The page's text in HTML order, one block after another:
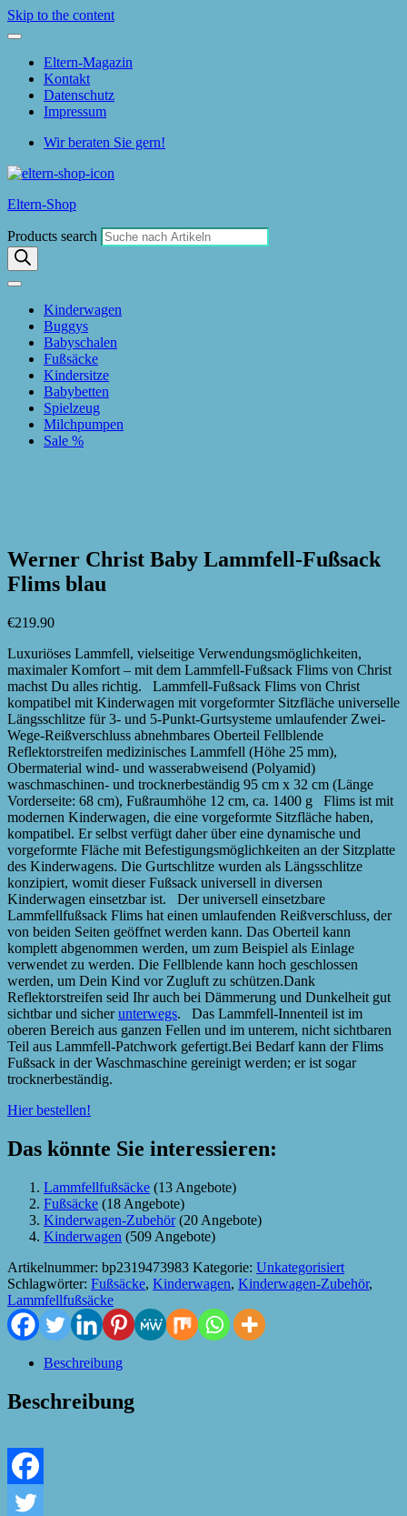
Skip to the content
Eltern-Magazin
Kontakt
Datenschutz
Impressum
Wir beraten Sie gern!
Eltern-Shop
Products search
Kinderwagen
Buggys
Babyschalen
Fußsäcke
Kindersitze
Babybetten
Spielzeug
Milchpumpen
Sale %
Werner Christ Baby Lammfell-Fußsack
Flims blau
€219.90
Luxuriöses Lammfell, vielseitige Verwendungsmöglichkeiten,
maximaler Komfort – mit dem Lammfell-Fußsack Flims von Christ
machst Du alles richtig. Lammfell-Fußsack Flims von Christ
kompatibel mit Kinderwagen mit vorgeformter Sitzfläche universelle
Längsschlitze für 3- und 5-Punkt-Gurtsysteme umlaufender Zwei-
Wege-Reißverschluss abnehmbares Oberteil Fellblende
Reflektorstreifen medizinisches Lammfell (Höhe 25 mm),
Obermaterial wind- und wasserabweisend (Polyamid)
waschmaschinen- und trocknerbeständig 95 cm x 32 cm (Länge
Vorderseite: 68 cm), Fußraumhöhe 12 cm, ca. 1400 g Flims ist mit
modernen Kinderwagen, die eine vorgeformte Sitzfläche haben,
kompatibel. Er selbst verfügt daher über eine dynamische und
vorgeformte Fläche mit Befestigungsmöglichkeiten an der Sitzplatte
des Kinderwagens. Die Gurtschlitze wurden als Längsschlitze
konzipiert, womit dieser Fußsack universell in diversen
Kinderwagen einsetzbar ist. Der universell einsetzbare
Lammfellfußsack Flims hat einen umlaufenden Reißverschluss, der
von beiden Seiten geöffnet werden kann. Das Oberteil kann
komplett abgenommen werden, um zum Beispiel als Einlage
verwendet zu werden. Die Fellblende kann hoch geschlossen
werden, um Dein Kind vor Zugluft zu schützen.Dank
Reflektorstreifen seid Ihr auch bei Dämmerung und Dunkelheit gut
sichtbar und sicherunterwegs. Das Lammfell-Innenteil ist im
oberen Bereich aus ganzen Fellen und im unterem, nicht sichtbaren
Teil aus Lammfell-Patchwork gefertigt.Bei Bedarf kann der Flims
Fußsack in der Waschmaschine gereinigt werden; er ist sogar
trocknerbeständig.
Hier bestellen!
Das könnte Sie interessieren:
Lammfellfußsäcke (13 Angebote)
Fußsäcke (18 Angebote)
Kinderwagen-Zubehör(20 Angebote)
Kinderwagen (509 Angebote)
Artikelnummer: bp2319473983 Kategorie: Unkategorisiert
Schlagwörter: Fußsäcke, Kinderwagen, Kinderwagen-Zubehör,
Lammfellfußsäcke
Beschreibung
Beschreibung